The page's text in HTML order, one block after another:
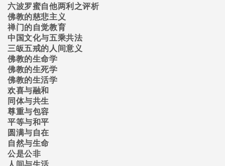
六波罗蜜自他两利之评析
佛教的慈悲主义
禅门的自觉教育
中国文化与五乘共法
三皈五戒的人间意义
佛教的生命学
佛教的生死学
佛教的生活学
欢喜与融和
同体与共生
尊重与包容
平等与和平
圆满与自在
自然与生命
公是公非
人间与生活